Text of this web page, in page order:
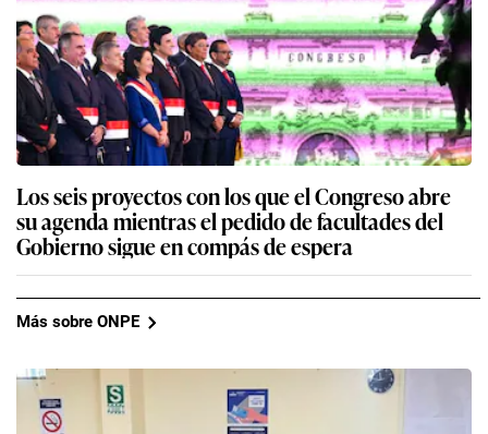
Los seis proyectos con los que el Congreso abre
su agenda mientras el pedido de facultades del
Gobierno sigue en compás de espera
Más sobre ONPE